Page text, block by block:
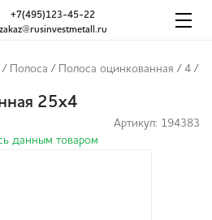
zakaz@rusinvestmetall.ru
+7(495)123-45-22
/ Полоса / Полоса оцинкованная / 4 /
25x4
Артикул: 194383
данным товаром